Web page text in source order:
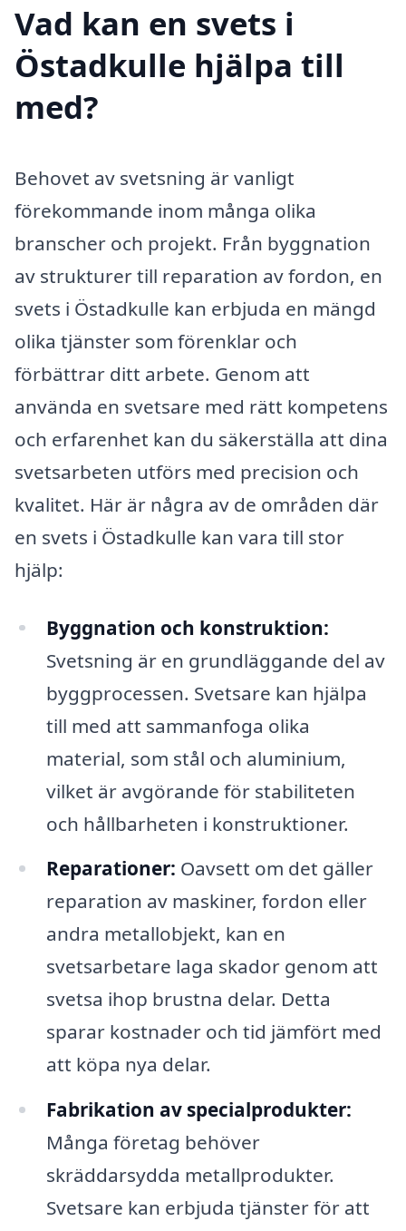
Vad kan en svets i
Östadkulle hjälpa till
med?
Behovet av svetsning är vanligt
förekommande inom många olika
branscher och projekt. Från byggnation
av strukturer till reparation av fordon, en
svets i Östadkulle kan erbjuda en mängd
olika tjänster som förenklar och
förbättrar ditt arbete. Genom att
använda en svetsare med rätt kompetens
och erfarenhet kan du säkerställa att dina
svetsarbeten utförs med precision och
kvalitet. Här är några av de områden där
en svets i Östadkulle kan vara till stor
hjälp:
Byggnation och konstruktion:
Svetsning är en grundläggande del av
byggprocessen. Svetsare kan hjälpa
till med att sammanfoga olika
material, som stål och aluminium,
vilket är avgörande för stabiliteten
och hållbarheten i konstruktioner.
Reparationer: Oavsett om det gäller
reparation av maskiner, fordon eller
andra metallobjekt, kan en
svetsarbetare laga skador genom att
svetsa ihop brustna delar. Detta
sparar kostnader och tid jämfört med
att köpa nya delar.
Fabrikation av specialprodukter:
Många företag behöver
skräddarsydda metallprodukter.
Svetsare kan erbjuda tjänster för att